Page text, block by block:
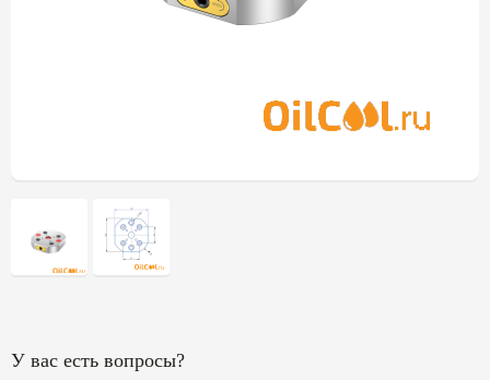
У вас есть вопросы?